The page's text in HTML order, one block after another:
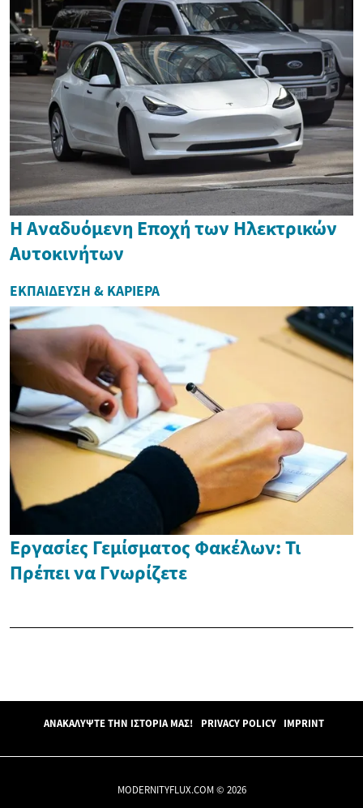
Η Αναδυόμενη Εποχή των Ηλεκτρικών
Αυτοκινήτων
ΕΚΠΑΊΔΕΥΣΗ & ΚΑΡΙΈΡΑ
Εργασίες Γεμίσματος Φακέλων: Τι
Πρέπει να Γνωρίζετε
ΑΝΑΚΑΛΎΨΤΕ ΤΗΝ ΙΣΤΟΡΊΑ ΜΑΣ! PRIVACY POLICY IMPRINT
MODERNITYFLUX.COM © 2026